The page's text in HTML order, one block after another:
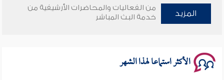
وأمنهم من خوف 9
المزيد
من الفعاليات والمحاضرات الأرشيفية من
خدمة البث المباشر
الأكثر استماعا لهذا الشهر